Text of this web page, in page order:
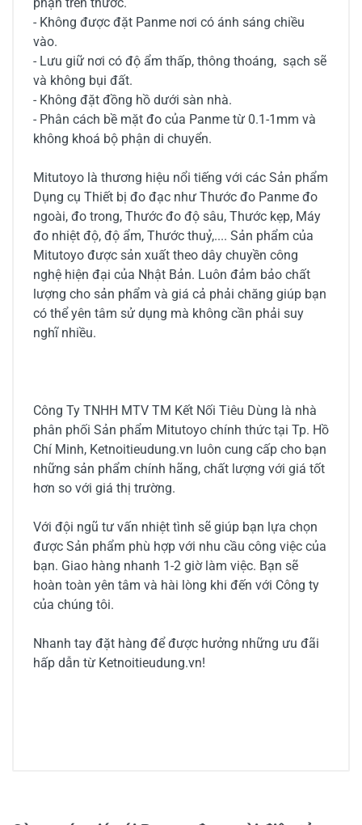
- Không được đặt Panme nơi có ánh sáng chiều
vào.
- Lưu giữ nơi có độ ẩm thấp, thông thoáng, sạch sẽ
và không bụi đất.
- Không đặt đồng hồ dưới sàn nhà.
- Phân cách bề mặt đo của Panme từ 0.1-1mm và
không khoá bộ phận di chuyển.
Mitutoyo là thương hiệu nổi tiếng với các Sản phẩm
Dụng cụ Thiết bị đo đạc như Thước đo Panme đo
ngoài, đo trong, Thước đo độ sâu, Thước kẹp, Máy
đo nhiệt độ, độ ẩm, Thước thuỷ,.... Sản phẩm của
Mitutoyo được sản xuất theo dây chuyền công
nghệ hiện đại của Nhật Bản. Luôn đảm bảo chất
lượng cho sản phẩm và giá cả phải chăng giúp bạn
có thể yên tâm sử dụng mà không cần phải suy
nghĩ nhiều.
Công Ty TNHH MTV TM Kết Nối Tiêu Dùng là nhà
phân phối Sản phẩm Mitutoyo chính thức tại Tp. Hồ
Chí Minh, Ketnoitieudung.vn luôn cung cấp cho bạn
những sản phẩm chính hãng, chất lượng với giá tốt
hơn so với giá thị trường.
Với đội ngũ tư vấn nhiệt tình sẽ giúp bạn lựa chọn
được Sản phẩm phù hợp với nhu cầu công việc của
bạn. Giao hàng nhanh 1-2 giờ làm việc. Bạn sẽ
hoàn toàn yên tâm và hài lòng khi đến với Công ty
của chúng tôi.
Nhanh tay đặt hàng để được hưởng những ưu đãi
hấp dẫn từ Ketnoitieudung.vn!